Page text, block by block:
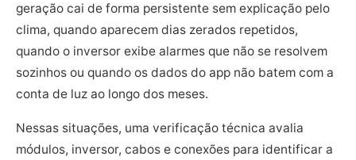
geração cai de forma persistente sem explicação pelo
clima, quando aparecem dias zerados repetidos,
quando o inversor exibe alarmes que não se resolvem
sozinhos ou quando os dados do app não batem com a
conta de luz ao longo dos meses.
Nessas situações, uma verificação técnica avalia
módulos, inversor, cabos e conexões para identificar a